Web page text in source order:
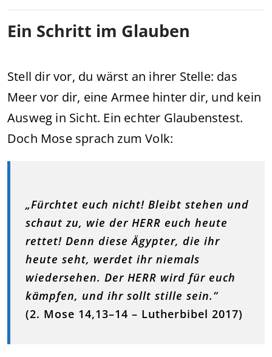
Ein Schritt im Glauben
Stell dir vor, du wärst an ihrer Stelle: das
Meer vor dir, eine Armee hinter dir, und kein
Ausweg in Sicht. Ein echter Glaubenstest.
Doch Mose sprach zum Volk:
„Fürchtet euch nicht! Bleibt stehen und
schaut zu, wie der HERR euch heute
rettet! Denn diese Ägypter, die ihr
heute seht, werdet ihr niemals
wiedersehen. Der HERR wird für euch
kämpfen, und ihr sollt stille sein.“
(2. Mose 14,13–14 – Lutherbibel 2017)